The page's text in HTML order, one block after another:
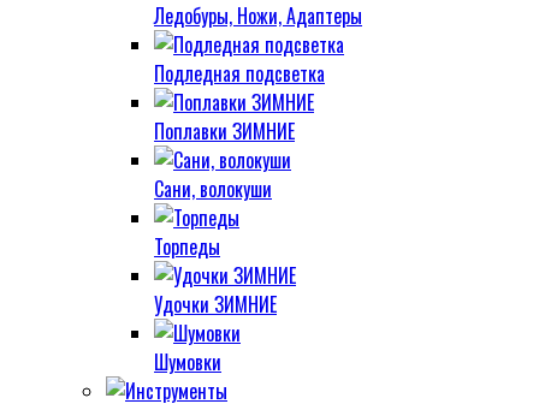
Ледобуры, Ножи, Адаптеры
Подледная подсветка
Поплавки ЗИМНИЕ
Сани, волокуши
Торпеды
Удочки ЗИМНИЕ
Шумовки